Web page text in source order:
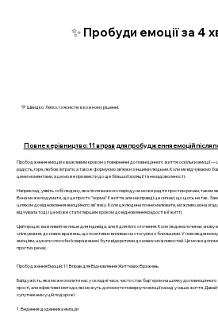
✨ Пробуди емоції за 4
💛 Швидко. Легко. І з ясністю в кожному рішенні.
Повне керівництво: 11 вправ для пробудження емоцій після
Пробудження емоцій є важливим кроком у поверненні до повноцінного життя, оскільки емоції
радість, горе, любов і втрати, а також формуємо зв’язки з іншими людьми. Коли ми відчуваємо
цими моментами, а це може призвести до ще більшої ізоляції та незадоволеності.
Наприклад, уявіть собі людину, яка після важкого періоду не може радіти простим речам, таким
Вона може подумати, що це просто "норма" її життя, але насправді це сигнал, що щось не так.
шляхом до відновлення емоційного зв'язку. Коли ця людина почне малювати, можливо, вона
відчувала тоді, і це може стати першим кроком до відновлення радості в її житті.
Цей процес важливий не лише для індивіда, але й для його оточення. Коли людина починає знову
спілкування, до нових вражень, що позитивно впливає на стосунки з близькими. У
емоціям, шукати способи їх вираження і бути відкритими до нових можливостей. Це може
простих речах.
Пробудження Емоцій: 11 Вправ для Відновлення Життєвих Вражень
Байдужість, яка може охопити нас у складні часи, часто стає бар'єром на шляху до
прості, але ефективні методи, які можуть допомогти повернути емоції назад у наше життя.
супутниками у цій подорожі.
1. Ведення щоденника емоцій